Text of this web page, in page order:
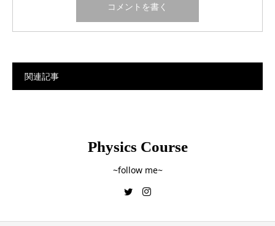
関連記事
Physics Course
~follow me~